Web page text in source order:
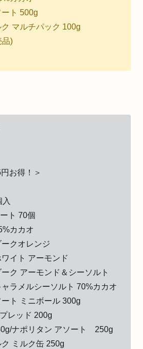
ト 500g
マルチパック 100g
品)
お得！＞
ト 70個
カカオ
クオレンジ
イト アーモンド
ク アーモンド＆シーソルト
ラメルシーソルト 70%カカオ
ト ミニボール 300g
レッド 200g
ナポリタン アソート 250g
ミルク缶 250g